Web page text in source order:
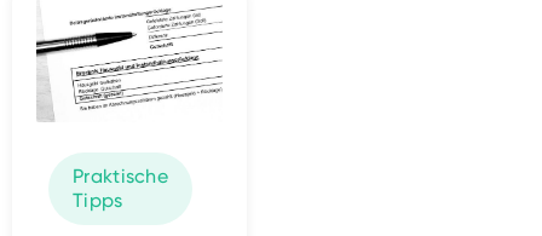
Praktische
Tipps